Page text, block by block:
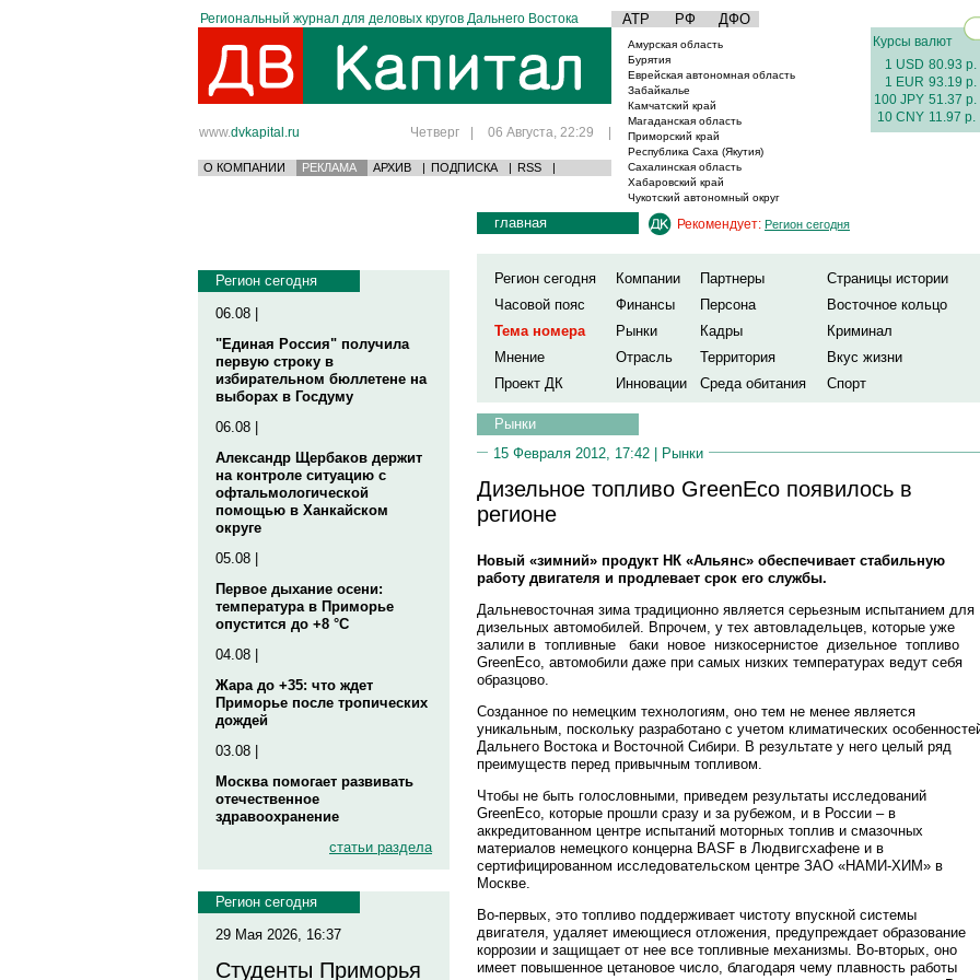
Региональный журнал для деловых кругов Дальнего Востока АТР РФ ДФО
www.dvkapital.ru Четверг | 06 Августа, 22:29 |
О КОМПАНИИ РЕКЛАМА АРХИВ | ПОДПИСКА | RSS |
Амурская область
Бурятия
Еврейская автономная область
Забайкалье
Камчатский край
Магаданская область
Приморский край
Республика Саха (Якутия)
Сахалинская область
Хабаровский край
Чукотский автономный округ
Курсы валют
1 USD 80.93 р.
1 EUR 93.19 р.
100 JPY 51.37 р.
10 CNY 11.97 р.
Регион сегодня
06.08 |
"Единая Россия" получила
первую строку в
избирательном бюллетене на
выборах в Госдуму
06.08 |
Александр Щербаков держит
на контроле ситуацию с
офтальмологической
помощью в Ханкайском
округе
05.08 |
Первое дыхание осени:
температура в Приморье
опустится до +8 °C
04.08 |
Жара до +35: что ждет
Приморье после тропических
дождей
03.08 |
Москва помогает развивать
отечественное
здравоохранение
статьи раздела
Регион сегодня
29 Мая 2026, 16:37
Студенты Приморья
главная Рекомендует: Регион сегодня
Регион сегодня Компании Партнеры
Страницы истории
Часовой пояс
Финансы Персона
Восточное кольцо
Тема номера
Рынки Кадры
Криминал
Мнение
Отрасль Территория
Вкус жизни
Проект ДК
Инновации Среда обитания Спорт
Рынки
15 Февраля 2012, 17:42 | Рынки
Дизельное топливо GreenEco появилось в
регионе
Новый «зимний» продукт НК «Альянс» обеспечивает стабильную
работу двигателя и продлевает срок его службы.
Дальневосточная зима традиционно является серьезным испытанием для
дизельных автомобилей. Впрочем, у тех автовладельцев, которые уже
залили в топливные баки новое низкосернистое дизельное топливо
GreenEco, автомобили даже при самых низких температурах ведут себя
образцово.
Созданное по немецким технологиям, оно тем не менее является
уникальным, поскольку разработано с учетом климатических
Дальнего Востока и Восточной Сибири. В результате у него целый ряд
преимуществ перед привычным топливом.
Чтобы не быть голословными, приведем результаты исследований
GreenEco, которые прошли сразу и за рубежом, и в России – в
аккредитованном центре испытаний моторных топлив и смазочных
материалов немецкого концерна BASF в Людвигсхафене и в
сертифицированном исследовательском центре ЗАО «НАМИ-ХИМ» в
Москве.
Во-первых, это топливо поддерживает чистоту впускной системы
двигателя, удаляет имеющиеся отложения, предупреждает образование
коррозии и защищает от нее все топливные механизмы. Во-вторых, оно
имеет повышенное цетановое число, благодаря чему плавность работы